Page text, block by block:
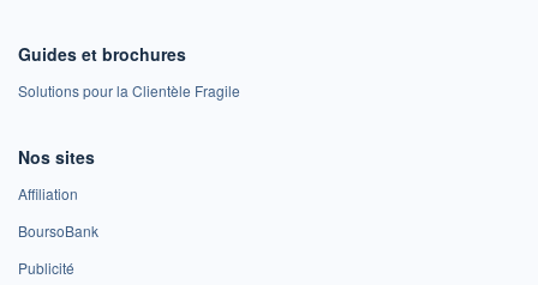
Guides et brochures
Solutions pour la Clientèle Fragile
Nos sites
Affiliation
BoursoBank
Publicité